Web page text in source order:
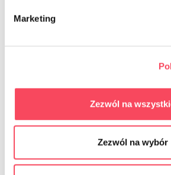
Marketing
Zezwól na
Zezwól na wybór
Czy oferujecie program
dla stałych klientów?
Czy oferujecie pomoc w